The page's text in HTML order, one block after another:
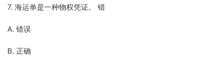
7. 海运单是一种物权凭证。 错
A. 错误
B. 正确